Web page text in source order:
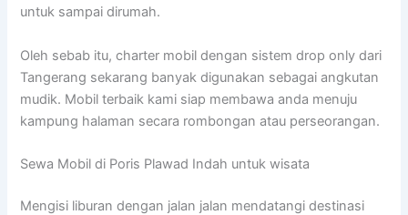
untuk sampai dirumah.
Oleh sebab itu, charter mobil dengan sistem drop only dari
Tangerang sekarang banyak digunakan sebagai angkutan
mudik. Mobil terbaik kami siap membawa anda menuju
kampung halaman secara rombongan atau perseorangan.
Sewa Mobil di Poris Plawad Indah untuk wisata
Mengisi liburan dengan jalan jalan mendatangi destinasi